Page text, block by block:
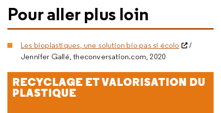
Pour aller plus loin
Les bioplastiques, une solution bio pas si écolo
/
Jennifer Gallé, theconversation.com, 2020
RECYCLAGE ET VALORISATION DU
PLASTIQUE